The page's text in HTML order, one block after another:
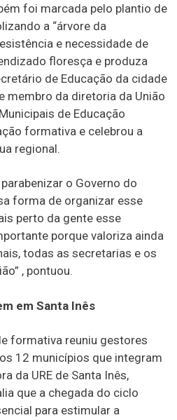
foi marcada pelo plantio de
a “árvore da
e necessidade de
floresça e produza
de Educação da cidade
membro da diretoria da União
de Educação
formativa e celebrou a
regional.
o Governo do
forma de organizar esse
perto da gente esse
porque valoriza ainda
todas as secretarias e os
, pontuou.
em Santa Inês
formativa reuniu gestores
12 municípios que integram
da URE de Santa Inês,
que a chegada do ciclo
para estimular a